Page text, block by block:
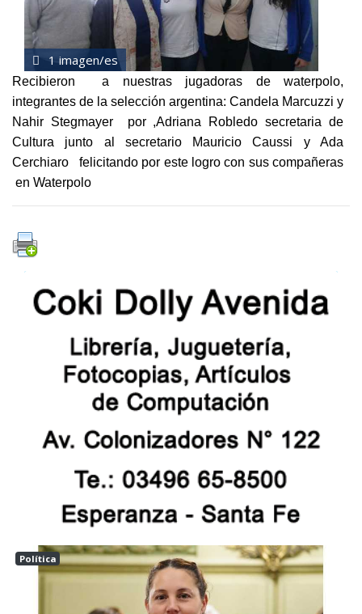
1 imagen/es
Recibieron a nuestras jugadoras de waterpolo,
integrantes de la selección argentina: Candela Marcuzzi y
Nahir Stegmayer por ,Adriana Robledo secretaria de
Cultura junto al secretario Mauricio Caussi y Ada
Cerchiaro felicitando por este logro con sus compañeras
en Waterpolo
Política
Las tunas